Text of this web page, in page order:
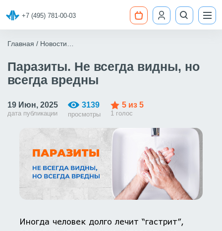
+7 (495) 781-00-03
Главная
Новости
Паразиты. Не всегда видны, но
всегда вредны
19 Июн, 2025
дата публикации
3139
просмотры
5 из 5
1 голос
Иногда человек долго лечит “гастрит”,